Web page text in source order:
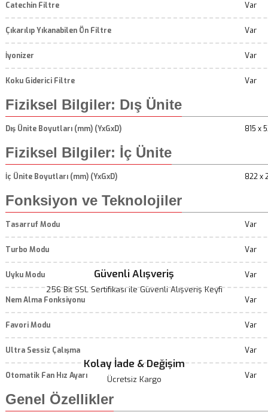
Catechin Filtre Var
Çıkarılıp Yıkanabilen Ön Filtre Var
İyonizer Var
Koku Giderici Filtre Var
Fiziksel Bilgiler: Dış Ünite
Dış Ünite Boyutları (mm) (YxGxD) 815 x
Fiziksel Bilgiler: İç Ünite
İç Ünite Boyutları (mm) (YxGxD) 822 x
Fonksiyon ve Teknolojiler
Tasarruf Modu Var
Turbo Modu Var
Uyku Modu Var
Nem Alma Fonksiyonu Var
Favori Modu Var
Ultra Sessiz Çalışma Var
Otomatik Fan Hız Ayarı Var
Genel Özellikler
Güvenli Alışveriş
256 Bit SSL Sertifikası ile Güvenli Alışveriş Keyfi
Kolay İade & Değişim
Ücretsiz Kargo